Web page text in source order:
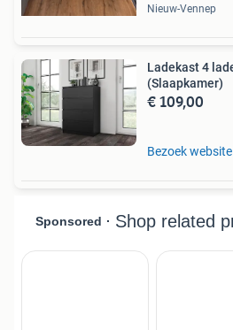
Nieuw-Vennep
Ladekast 4 lades zwart Zwart
(Slaapkamer)
€ 109,00
Bezoek website